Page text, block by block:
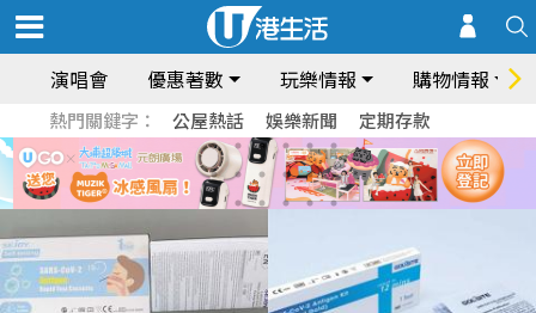
演唱會 優惠著數 玩樂情報 購物情報
熱門關鍵字： 公屋熱話 娛樂新聞 定期存款